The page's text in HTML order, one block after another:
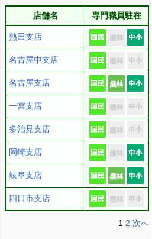
店舗名 専門職員駐在
熱田支店
名古屋中支店
名古屋支店
一宮支店
多治見支店
岡崎支店
岐阜支店
四日市支店
1 2 次へ